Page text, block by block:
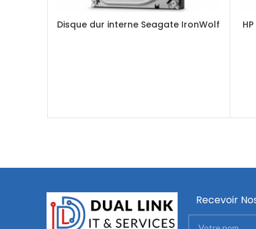
Disque dur interne Seagate IronWolf
Recevoir